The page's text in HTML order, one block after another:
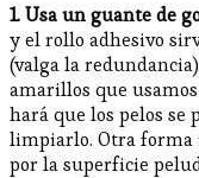
1. Usa un guante de
y el rollo adhesivo
(valga la
amarillos que
hará que los pelos
limpiarlo. Otra forma
por la superficie